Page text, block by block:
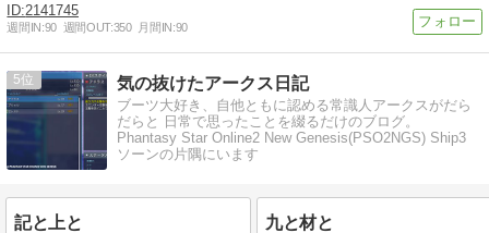
2141745
週間IN:90 週間OUT:350 月間IN:90
5 気の抜けたアークス日記
ブーツ大好き、自他ともに認める常識人アークスがだら
だらと 日常で思ったことを綴るだけのブログ。
Phantasy Star Online2 New Genesis(PSO2NGS) Ship3
ソーンの片隅にいます
記と上と 九と材と